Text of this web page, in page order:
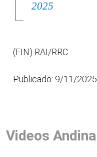
2025
(FIN) RAI/RRC
Publicado: 9/11/2025
Videos Andina